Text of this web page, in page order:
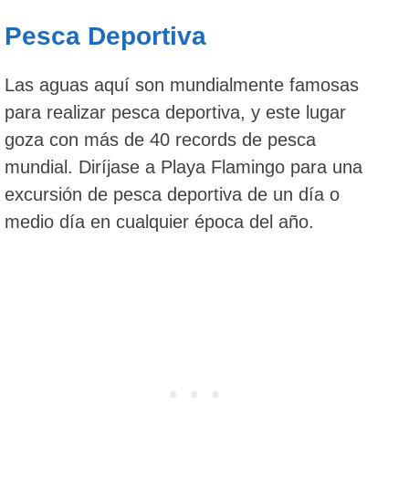
Pesca Deportiva
Las aguas aquí son mundialmente famosas
para realizar pesca deportiva, y este lugar
goza con más de 40 records de pesca
mundial. Diríjase a Playa Flamingo para una
excursión de pesca deportiva de un día o
medio día en cualquier época del año.